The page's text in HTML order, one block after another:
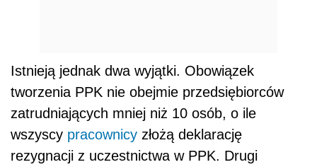
Istnieją jednak dwa wyjątki. Obowiązek
tworzenia PPK nie obejmie przedsiębiorców
zatrudniających mniej niż 10 osób, o ile
wszyscy pracownicy złożą deklarację
rezygnacji z uczestnictwa w PPK. Drugi